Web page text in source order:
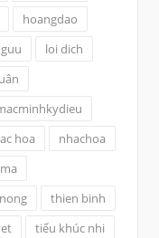
hoangdao
loi dich
hoa
nhachoa
thien binh
tiểu khúc nhi